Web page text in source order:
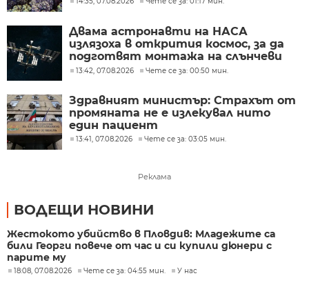
Двама астронавти на НАСА
излязоха в открития космос, за да
подготвят монтажа на слънчеви
батерии
13:42, 07.08.2026 Чете се за: 00:50 мин.
Здравният министър: Страхът от
промяната не е излекувал нито
един пациент
13:41, 07.08.2026 Чете се за: 03:05 мин.
Реклама
ВОДЕЩИ НОВИНИ
Жестокото убийство в Пловдив: Младежите са
били Георги повече от час и си купили дюнери с
парите му
18:08, 07.08.2026 Чете се за: 04:55 мин. У нас